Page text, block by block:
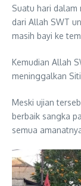
Suatu hari dalam
dari Allah SWT
masih bayi ke
Kemudian Allah
meninggalkan
Meski ujian
berbaik sangka
semua